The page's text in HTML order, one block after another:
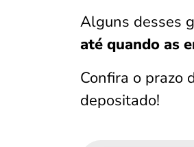
Alguns desses
até quando as
Confira o prazo
depositado!